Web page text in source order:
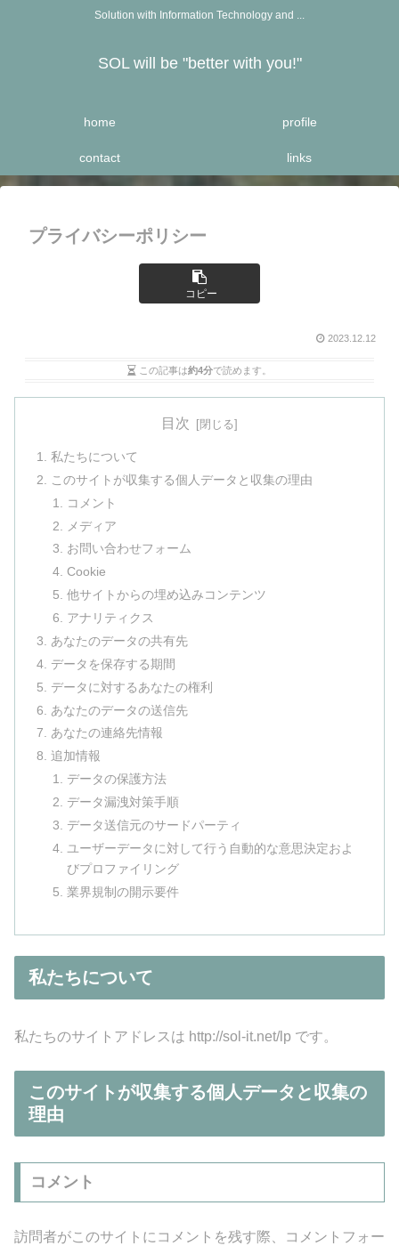
Solution with Information Technology and ...
SOL will be "better with you!"
home profile
contact links
プライバシーポリシー
コピー
2023.12.12
この記事は約4分で読めます。
目次
私たちについて
このサイトが収集する個人データと収集の理由
コメント
メディア
お問い合わせフォーム
Cookie
他サイトからの埋め込みコンテンツ
アナリティクス
あなたのデータの共有先
データを保存する期間
データに対するあなたの権利
あなたのデータの送信先
あなたの連絡先情報
追加情報
データの保護方法
データ漏洩対策手順
データ送信元のサードパーティ
ユーザーデータに対して行う自動的な意思決定およ
びプロファイリング
業界規制の開示要件
私たちについて
私たちのサイトアドレスは http://sol-it.net/lp です。
このサイトが収集する個人データと収集の
理由
コメント
訪問者がこのサイトにコメントを残す際、コメントフォー